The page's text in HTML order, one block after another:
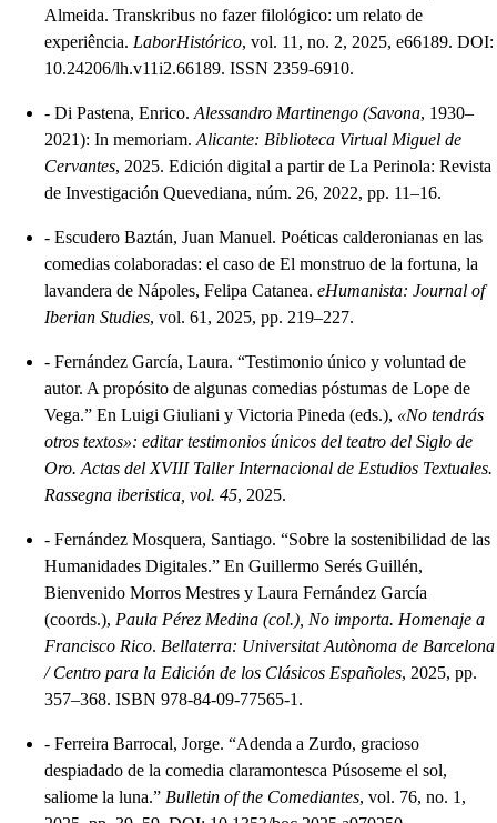
Almeida. Transkribus no fazer filológico: um relato de
experiência. LaborHistórico, vol. 11, no. 2, 2025, e66189. DOI:
10.24206/lh.v11i2.66189. ISSN 2359-6910.
- Di Pastena, Enrico. Alessandro Martinengo (Savona, 1930–
2021): In memoriam. Alicante: Biblioteca Virtual Miguel de
Cervantes, 2025. Edición digital a partir de La Perinola: Revista
de Investigación Quevediana, núm. 26, 2022, pp. 11–16.
- Escudero Baztán, Juan Manuel. Poéticas calderonianas en las
comedias colaboradas: el caso de El monstruo de la fortuna, la
lavandera de Nápoles, Felipa Catanea. eHumanista: Journal of
Iberian Studies, vol. 61, 2025, pp. 219–227.
- Fernández García, Laura. “Testimonio único y voluntad de
autor. A propósito de algunas comedias póstumas de Lope de
Vega.” En Luigi Giuliani y Victoria Pineda (eds.), «No tendrás
otros textos»: editar testimonios únicos del teatro del Siglo de
Oro. Actas del XVIII Taller Internacional de Estudios Textuales.
Rassegna iberistica, vol. 45, 2025.
- Fernández Mosquera, Santiago. “Sobre la sostenibilidad de las
Humanidades Digitales.” En Guillermo Serés Guillén,
Bienvenido Morros Mestres y Laura Fernández García
(coords.), Paula Pérez Medina (col.), No importa. Homenaje a
Francisco Rico. Bellaterra: Universitat Autònoma de Barcelona
/ Centro para la Edición de los Clásicos Españoles, 2025, pp.
357–368. ISBN 978-84-09-77565-1.
- Ferreira Barrocal, Jorge. “Adenda a Zurdo, gracioso
despiadado de la comedia claramontesca Púsoseme el sol,
saliome la luna.” Bulletin of the Comediantes, vol. 76, no. 1,